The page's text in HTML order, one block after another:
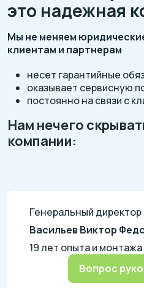
это надежная
Мы не меняем
клиентам и партнерам
несет гарантийные
оказывает сервисную
постоянно на связи с
Нам нечего
компании:
Генеральный директор
Васильев Виктор
19 лет опыта и
Вопрос